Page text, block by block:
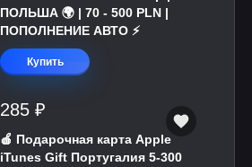
ПОЛЬША 🌍 | 70 - 500 PLN |
ПОПОЛНЕНИЕ АВТО ⚡
Купить
285 ₽
🍎 Подарочная карта Apple
iTunes Gift Португалия 5-300